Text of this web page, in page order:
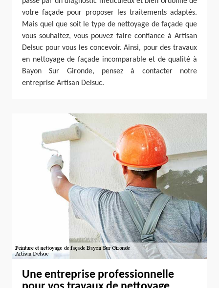
votre façade pour proposer les traitements adaptés.
Mais quel que soit le type de nettoyage de façade que
vous souhaitez, vous pouvez faire confiance à Artisan
Delsuc pour vous les concevoir. Ainsi, pour des travaux
en nettoyage de façade incomparable et de qualité à
Bayon Sur Gironde, pensez à contacter notre
entreprise Artisan Delsuc.
Une entreprise professionnelle